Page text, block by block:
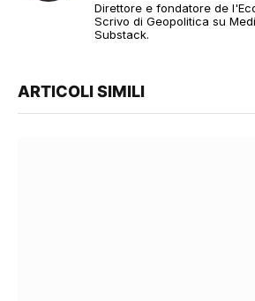
Direttore e fondatore de
Scrivo di Geopolitica su
Substack.
ARTICOLI SIMILI